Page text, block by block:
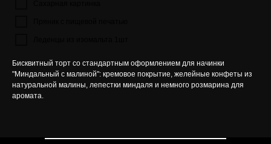
Бисквитный торт со стандартным оформлением для начинки
"Миндальный с малиной": кремовое покрытие, желейные конфеты из
натуральной малины, лепестки миндаля и немного розмарина для
аромата.